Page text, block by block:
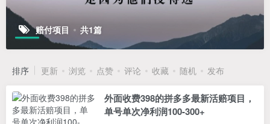
赔付项目 共1篇
排序 更新 浏览 点赞 评论 收藏 随机 发布
外面收费398的拼多多最新活赔项目，
单号单次净利润100-300+